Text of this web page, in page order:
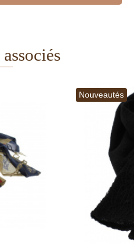
Nouveautés